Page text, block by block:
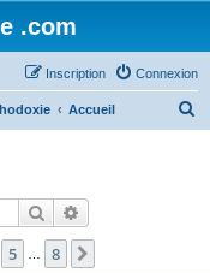
.com
Connexion
Inscription
Accueil
Rechercher
5 8